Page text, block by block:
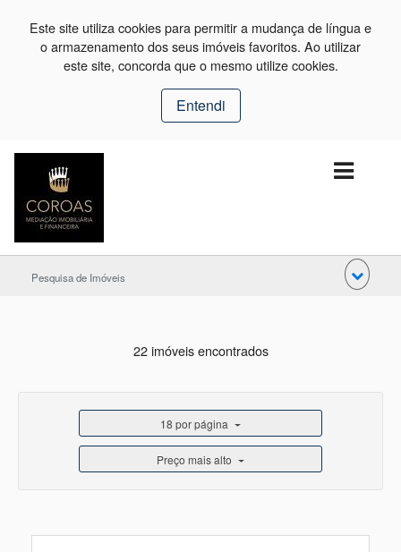
Este site utiliza cookies para permitir a mudança de língua e
o armazenamento dos seus imóveis favoritos. Ao utilizar
este site, concorda que o mesmo utilize cookies.
Entendi
Pesquisa de Imóveis
22 imóveis encontrados
18 por página
Preço mais alto